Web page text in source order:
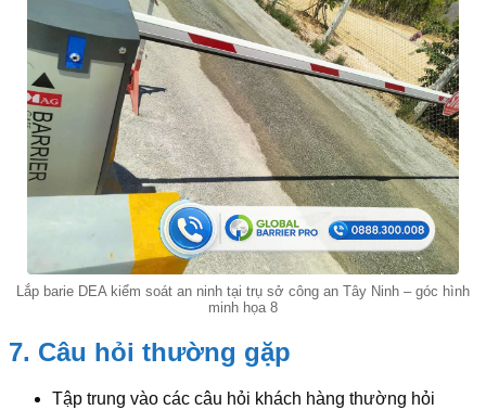
Lắp barie DEA kiểm soát an ninh tại trụ sở công an Tây Ninh – góc hình
minh họa 8
7. Câu hỏi thường gặp
Tập trung vào các câu hỏi khách hàng thường hỏi